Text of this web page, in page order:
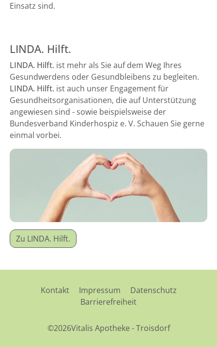
Einsatz sind.
LINDA. Hilft.
LINDA. Hilft. ist mehr als Sie auf dem Weg Ihres
Gesundwerdens oder Gesundbleibens zu begleiten.
LINDA. Hilft. ist auch unser Engagement für
Gesundheitsorganisationen, die auf Unterstützung
angewiesen sind - sowie beispielsweise der
Bundesverband Kinderhospiz e. V. Schauen Sie gerne
einmal vorbei.
Zu LINDA. Hilft.
Kontakt Impressum
Datenschutz
Barrierefreiheit
©2026Vitalis Apotheke - Troisdorf